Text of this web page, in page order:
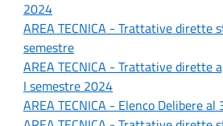
2024
AREA TECNICA - Trattative dirette
semestre
AREA TECNICA - Trattative dirette
I semestre 2024
AREA TECNICA - Elenco Delibere